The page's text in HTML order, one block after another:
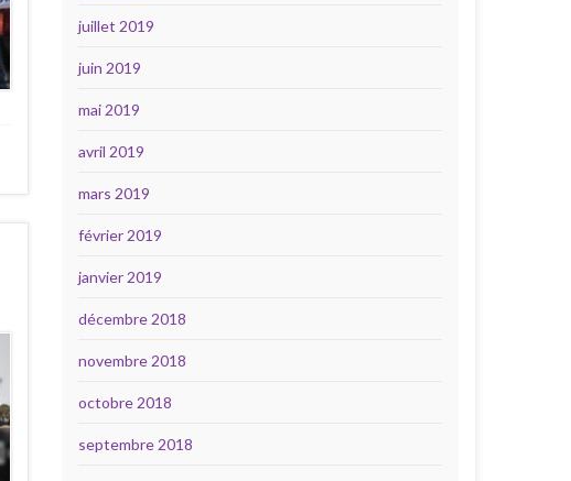
juillet 2019
juin 2019
mai 2019
avril 2019
mars 2019
février 2019
janvier 2019
décembre 2018
novembre 2018
octobre 2018
septembre 2018